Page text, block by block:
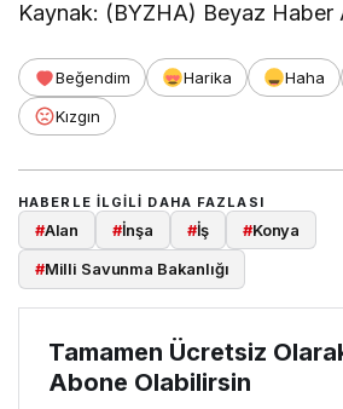
Kaynak: (BYZHA) Beyaz Haber
Beğendim Harika Haha
Kızgın
HABERLE ILGILI DAHA FAZLASI
#Alan #İnşa #İş #Konya
#Milli Savunma Bakanlığı
Tamamen Ücretsiz
Abone Olabilirsin